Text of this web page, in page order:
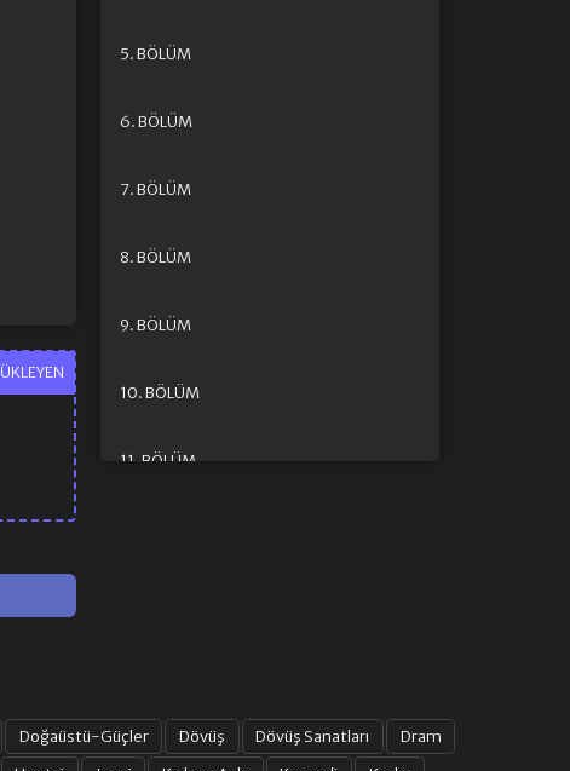
5. BÖLÜM
6. BÖLÜM
7. BÖLÜM
8. BÖLÜM
9. BÖLÜM
10. BÖLÜM
11. BÖLÜM
15. BÖLÜM
Doğaüstü-Güçler Dövüş Dövüş Sanatları
Dram